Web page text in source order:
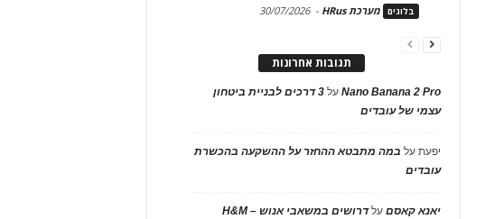
בלוגים מערכת HRus -
30/07/2026
תגובות אחרונות
Nano Banana 2 Proעל
3 דרכים לבניית ביטחון
עצמי של עובדים
יפעתעל במה מתבטא ההחזר על ההשקעה בהכשרת
עובדים
יאנא קאסםעלדרושים במשאבי אנוש – H&M